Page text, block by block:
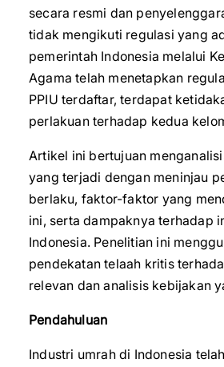
secara resmi dan
tidak mengikuti regulasi yang
pemerintah Indonesia melalui
Agama telah menetapkan
PPIU terdaftar, terdapat
perlakuan terhadap kedua
Artikel ini bertujuan
yang terjadi dengan meninjau
berlaku, faktor-faktor yang
ini, serta dampaknya terhadap
Indonesia. Penelitian ini
pendekatan telaah kritis
relevan dan analisis kebijakan
Pendahuluan
Industri umrah di Indonesia